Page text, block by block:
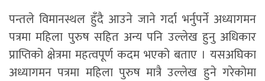
पन्तले विमानस्थल हुँदै आउने जाने गर्दा भर्नुपर्ने अध्यागमन
पत्रमा महिला पुरुष सहित अन्य पनि उल्लेख हुनु अधिकार
प्राप्तिको क्षेत्रमा महत्वपूर्ण कदम भएको बताए । यसअघिका
अध्यागमन पत्रमा महिला पुरुष मात्रै उल्लेख हुने गरेकोमा